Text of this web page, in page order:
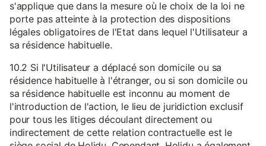
s'applique que dans la mesure où le choix de la loi ne
porte pas atteinte à la protection des dispositions
légales obligatoires de l'Etat dans lequel l'Utilisateur a
sa résidence habituelle.
10.2 Si l'Utilisateur a déplacé son domicile ou sa
résidence habituelle à l'étranger, ou si son domicile ou
sa résidence habituelle est inconnu au moment de
l'introduction de l'action, le lieu de juridiction exclusif
pour tous les litiges découlant directement ou
indirectement de cette relation contractuelle est le